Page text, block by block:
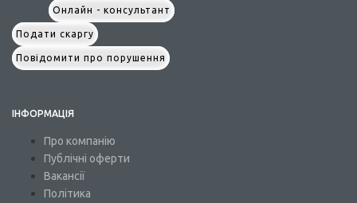
Онлайн - консультант
Подати скаргу
Повідомити про порушення
ІНФОРМАЦІЯ
Про компанію
Публічні оферти
Вакансії
Політика